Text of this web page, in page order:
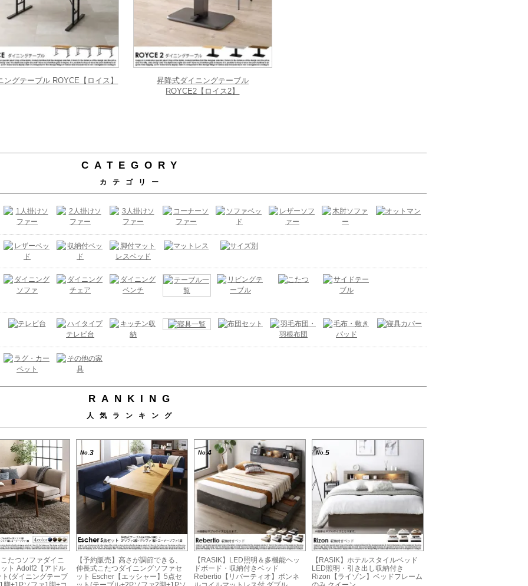
ングテーブル ROYCE【ロイス】
昇降式ダイニングテーブル
ROYCE2【ロイス2】
CATEGORY
カテゴリー
RANKING
人気ランキング
たつソファダイニ
ト Adolf2【アドル
(ダイニングテーブ
No. 3
【予約販売】高さが調節できる、
伸長式こたつダイニングソファセ
ット Escher【エッシャー】5点セ
No. 4
【RASIK】LED照明＆多機能ヘッ
ドボード・収納付きベッド
Rebertio【リバーティオ】ボンネ
No. 5
【RASIK】ホテルスタイルベッド
LED照明・引き出し収納付き
Rizon【ライゾン】ベッドフレーム